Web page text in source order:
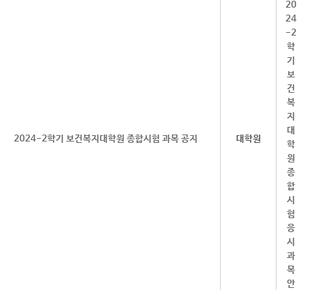
2024-2학기 보건복지대학원 종합시험 과목 공지 대학원